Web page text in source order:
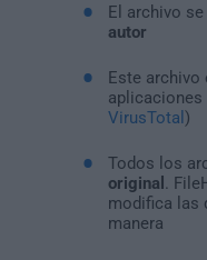
El archivo se
autor
Este archivo
aplicaciones
VirusTotal )
Todos los
original
.
modifica las
manera